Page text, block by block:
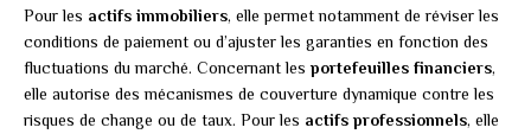
Pour les actifs immobiliers, elle permet notamment de réviser les
conditions de paiement ou d’ajuster les garanties en fonction des
fluctuations du marché. Concernant les portefeuilles financiers,
elle autorise des mécanismes de couverture dynamique contre les
risques de change ou de taux. Pour les actifs professionnels, elle